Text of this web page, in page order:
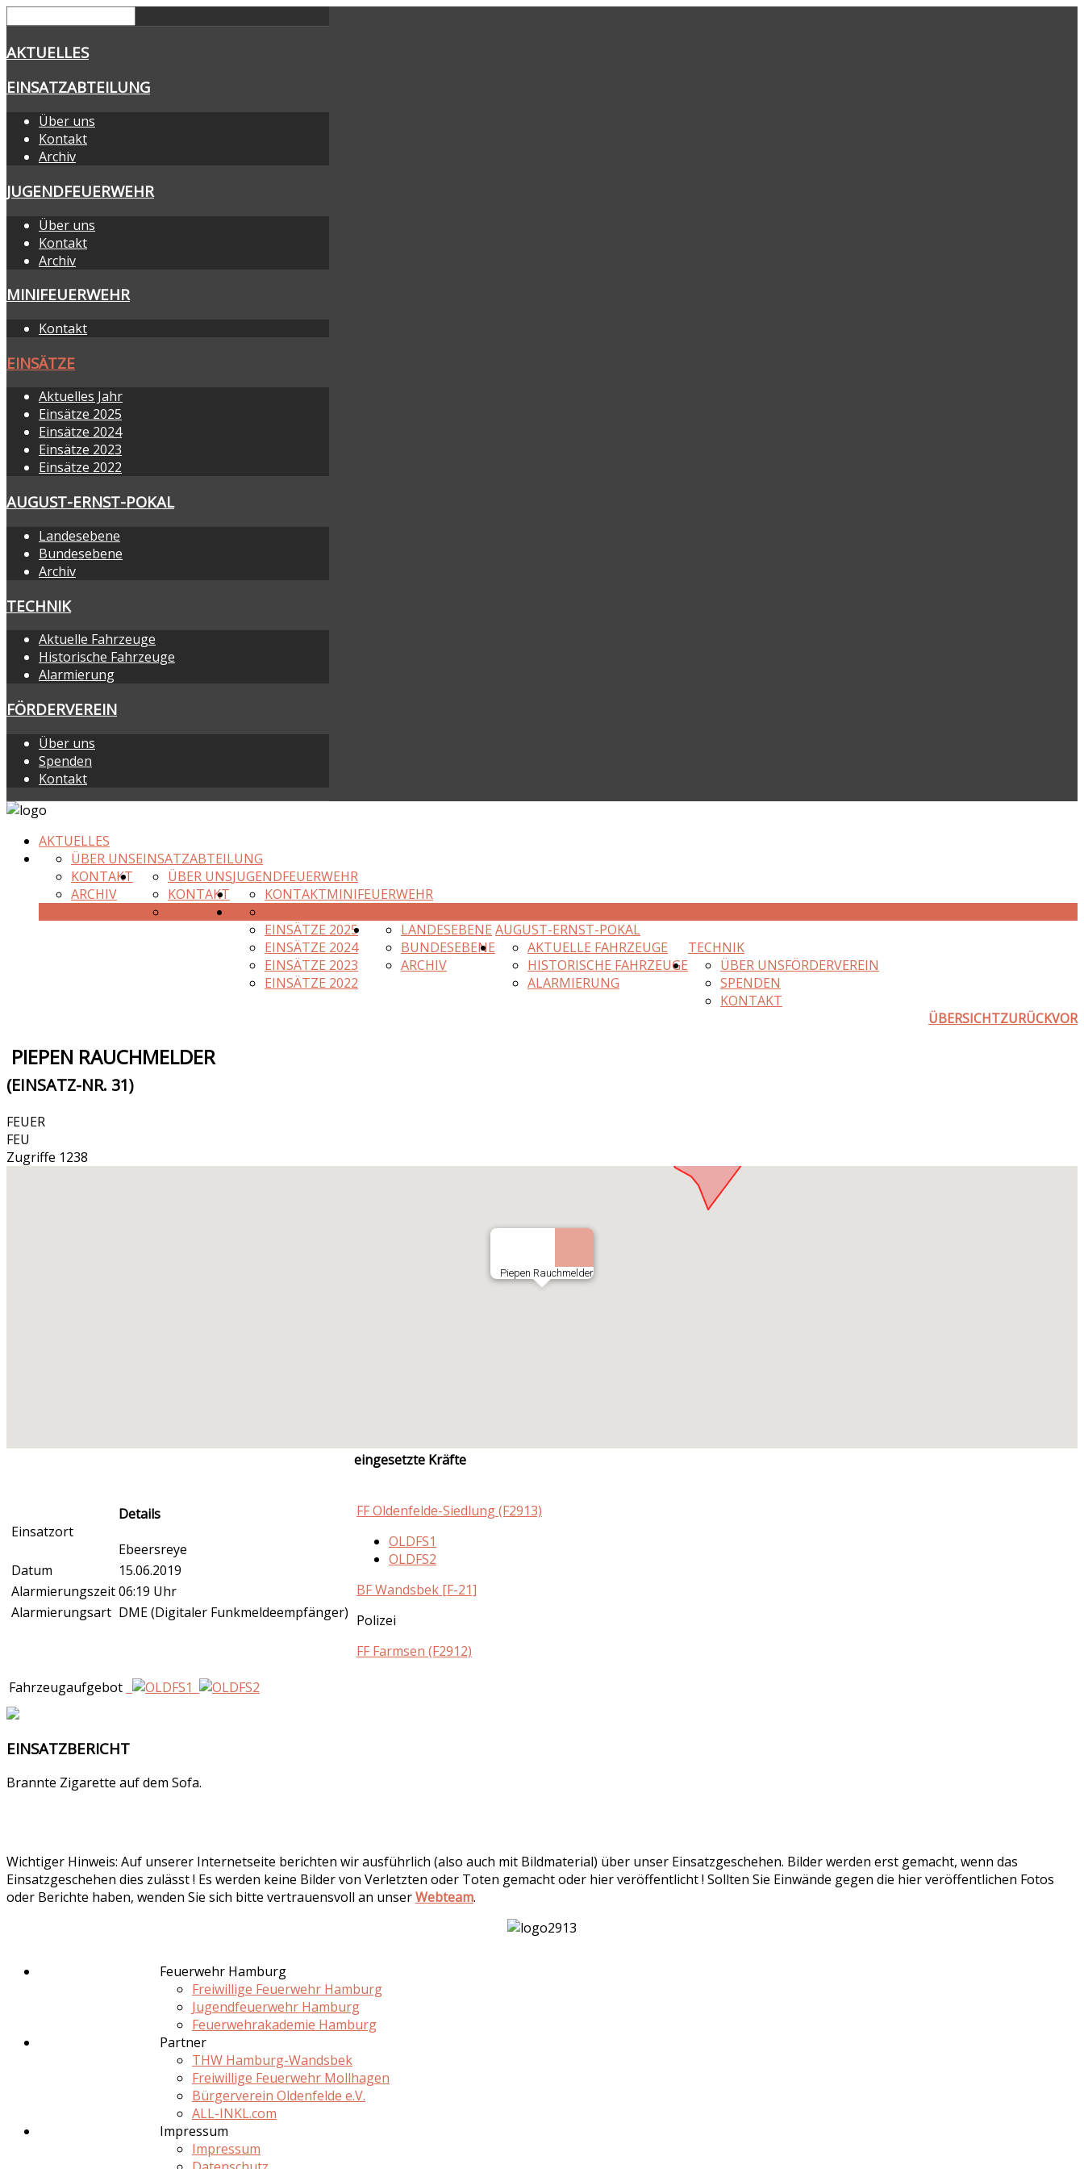
AKTUELLES
EINSATZABTEILUNG
Über uns
Kontakt
Archiv
JUGENDFEUERWEHR
Über uns
Kontakt
Archiv
MINIFEUERWEHR
Kontakt
EINSÄTZE
Aktuelles Jahr
Einsätze 2025
Einsätze 2024
Einsätze 2023
Einsätze 2022
AUGUST-ERNST-POKAL
Landesebene
Bundesebene
Archiv
TECHNIK
Aktuelle Fahrzeuge
Historische Fahrzeuge
Alarmierung
FÖRDERVEREIN
Über uns
Spenden
Kontakt
AKTUELLES
EINSATZABTEILUNG
ÜBER UNS
KONTAKT
ARCHIV
JUGENDFEUERWEHR
ÜBER UNS
KONTAKT
MINIFEUERWEHR
KONTAKT
EINSÄTZE 2025
EINSÄTZE 2024
EINSÄTZE 2023
EINSÄTZE 2022
AUGUST-ERNST-POKAL
LANDESEBENE
BUNDESEBENE
ARCHIV
TECHNIK
AKTUELLE FAHRZEUGE
HISTORISCHE FAHRZEUGE
ALARMIERUNG
FÖRDERVEREIN
ÜBER UNS
SPENDEN
KONTAKT
ÜBERSICHTZURÜCKVOR
PIEPEN RAUCHMELDER
(EINSATZ-NR. 31)
FEUER
FEU
Zugriffe 1238
Piepen Rauchmelder
Einsatzort
Details
Ebeersreye
Datum
15.06.2019
Alarmierungszeit06:19 Uhr
Alarmierungsart DME (Digitaler Funkmeldeempfänger)
eingesetzte Kräfte
FF Oldenfelde-Siedlung (F2913)
OLDFS1
OLDFS2
BF Wandsbek [F-21]
Polizei
FF Farmsen (F2912)
Fahrzeugaufgebot
EINSATZBERICHT
Brannte Zigarette auf dem Sofa.
Wichtiger Hinweis: Auf unserer Internetseite berichten wir ausführlich (also auch mit Bildmaterial) über unser Einsatzgeschehen. Bilder werden erst gemacht, wenn das
Einsatzgeschehen dies zulässt ! Es werden keine Bilder von Verletzten oder Toten gemacht oder hier veröffentlicht ! Sollten Sie Einwände gegen die hier veröffentlichen Fotos
oder Berichte haben, wenden Sie sich bitte vertrauensvoll an unserWebteam.
Feuerwehr Hamburg
Freiwillige Feuerwehr Hamburg
Jugendfeuerwehr Hamburg
Feuerwehrakademie Hamburg
Partner
THW Hamburg-Wandsbek
Freiwillige Feuerwehr Mollhagen
Bürgerverein Oldenfelde e.V.
ALL-INKL.com
Impressum
Impressum